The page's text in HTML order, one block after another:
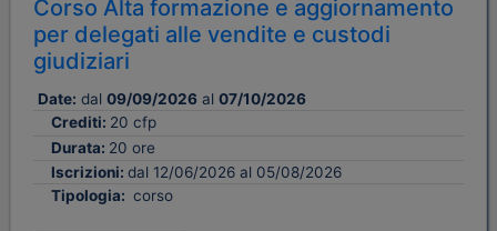
Corso Alta formazione e aggiornamento
per delegati alle vendite e custodi
giudiziari
Date: dal 09/09/2026 al 07/10/2026
Crediti: 20 cfp
Durata: 20 ore
Iscrizioni: dal 12/06/2026 al 05/08/2026
Tipologia: corso